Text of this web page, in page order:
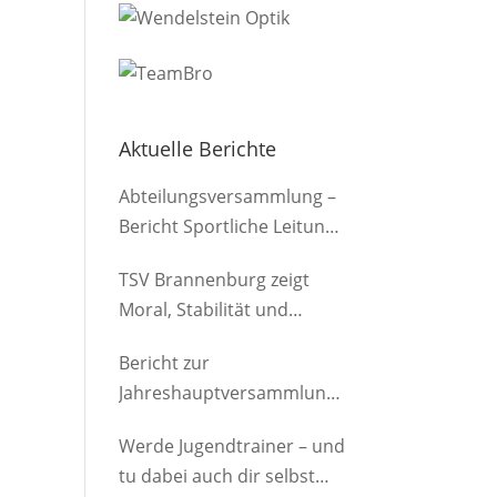
Aktuelle Berichte
Abteilungsversammlung –
Bericht Sportliche Leitung
TSV Brannenburg zeigt
Moral, Stabilität und
Bericht zur
Jahreshauptversammlung
12.03.2026
Werde Jugendtrainer – und
tu dabei auch dir selbst